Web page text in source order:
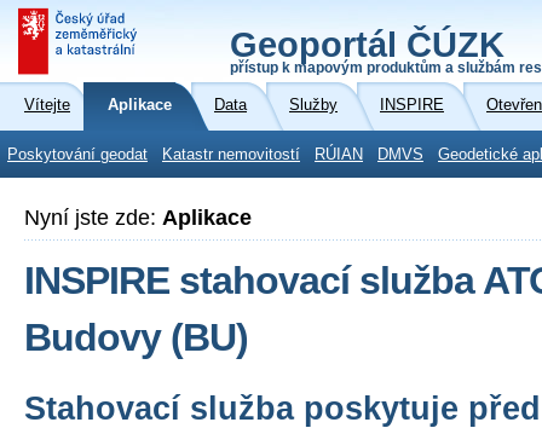
Geoportál ČÚZK
přístup k mapovým produktům a službám
Vítejte Aplikace Data Služby INSPIRE
Poskytování geodat Katastr nemovitostí RÚIAN DMVS Geodetické
Nyní jste zde: Aplikace
INSPIRE stahovací služba
Budovy (BU)
Stahovací služba poskytuje